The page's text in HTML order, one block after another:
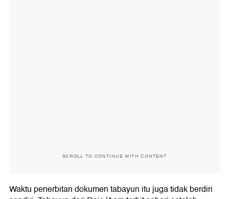
SCROLL TO CONTINUE WITH CONTENT
Waktu penerbitan dokumen tabayun itu juga tidak berdiri